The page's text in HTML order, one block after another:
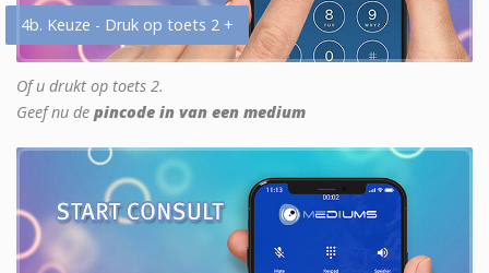
4b. Keuze - Druk op toets 2 +
Of u drukt op toets 2.
Geef nu de pincode in van een medium